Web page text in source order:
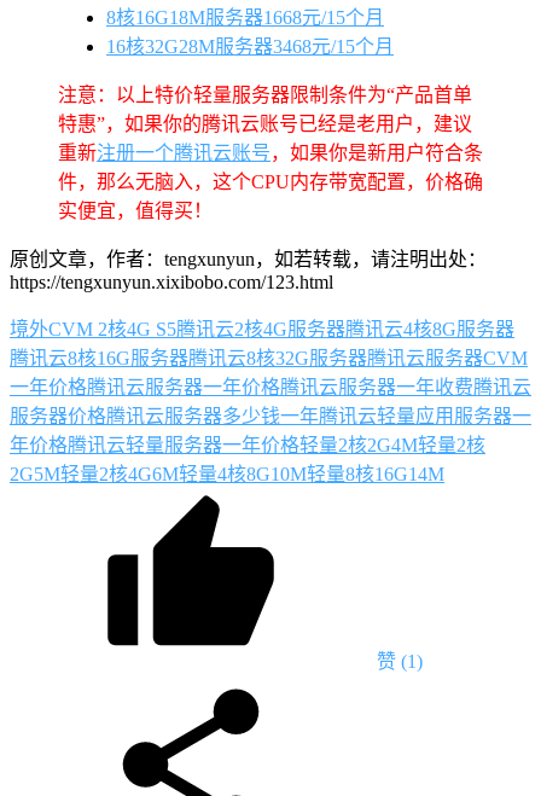
8核16G18M服务器1668元/15个月
16核32G28M服务器3468元/15个月
注意：以上特价轻量服务器限制条件为“产品首单
特惠”，如果你的腾讯云账号已经是老用户，建议
重新注册一个腾讯云账号，如果你是新用户符合条
件，那么无脑入，这个CPU内存带宽配置，价格确
实便宜，值得买！
原创文章，作者：tengxunyun，如若转载，请注明出处：
https://tengxunyun.xixibobo.com/123.html
境外CVM 2核4G S5腾讯云2核4G服务器腾讯云4核8G服务器
腾讯云8核16G服务器腾讯云8核32G服务器腾讯云服务器CVM
一年价格腾讯云服务器一年价格腾讯云服务器一年收费腾讯云
服务器价格腾讯云服务器多少钱一年腾讯云轻量应用服务器一
年价格腾讯云轻量服务器一年价格轻量2核2G4M轻量2核
2G5M轻量2核4G6M轻量4核8G10M轻量8核16G14M
赞 (1)